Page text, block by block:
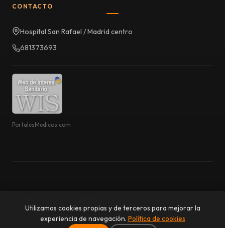
CONTACTO
Hospital San Rafael / Madrid centro
681373693
PortalesMedicos.com
Todos los derechos reservados.
Utilizamos cookies propias y de terceros para mejorar la
experiencia de navegación. Política de cookies